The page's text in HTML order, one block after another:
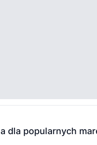
dla popularnych